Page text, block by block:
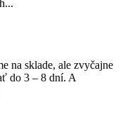
na sklade, ale zvyčajne
do 3 – 8 dní. A